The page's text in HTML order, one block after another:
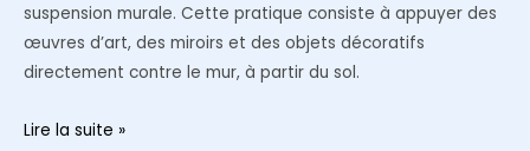
suspension murale. Cette pratique consiste à appuyer des
œuvres d’art, des miroirs et des objets décoratifs
directement contre le mur, à partir du sol.
Pourquoi
Lire la suite »